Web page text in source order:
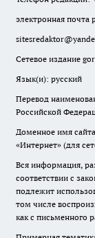
электронная почта
Сетевое издание
Язык(и): русский
Перевод
Российской
Доменное имя
«Интернет» (для
Вся информация,
соответствии с
подлежит
том числе
как с письменного